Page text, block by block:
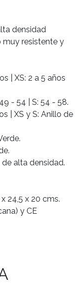
densidad
muy resistente y
| XS: 2 a 5 años
- 54 | S: 54 - 58.
| XS y S: Anillo de
alta densidad.
24,5 x 20 cms.
y CE